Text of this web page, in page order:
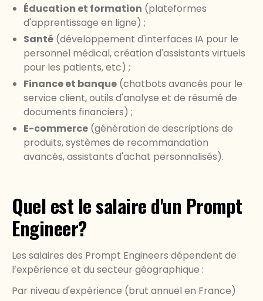
Éducation et formation (plateformes
d'apprentissage en ligne) ;
Santé (développement d'interfaces IA pour le
personnel médical, création d'assistants virtuels
pour les patients, etc) ;
Finance et banque (chatbots avancés pour le
service client, outils d'analyse et de résumé de
documents financiers) ;
E-commerce (génération de descriptions de
produits, systèmes de recommandation
avancés, assistants d'achat personnalisés).
Quel est le salaire d'un Prompt
Engineer?
Les salaires des Prompt Engineers dépendent de
l’expérience et du secteur géographique :
Par niveau d'expérience (brut annuel en France)